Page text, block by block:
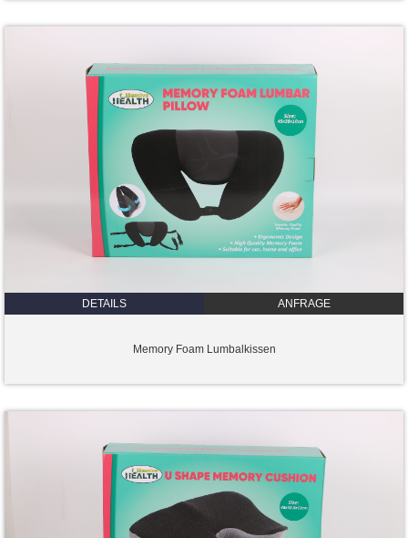
DETAILS ANFRAGE
Memory Foam Lumbalkissen